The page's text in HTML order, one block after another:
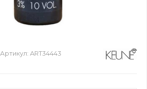
Артикул: ART34443